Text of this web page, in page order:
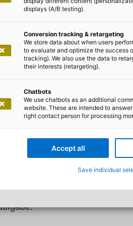
digitaler - so lautet das
zu werden. Neue
Ort über alle Kanäle
Blick auf die
und flexible Gestaltung
Bankbetrieb.Mit veralteten,
displays (A/B testing).
Conversion tracking & retargeting
We store data about when users
to evaluate and optimize the success
tracking). We also use the data to
their interests (retargeting).
Chatbots
We use chatbots as an additional
website. These are intended to
right contact person for processing
Accept all
Save individual